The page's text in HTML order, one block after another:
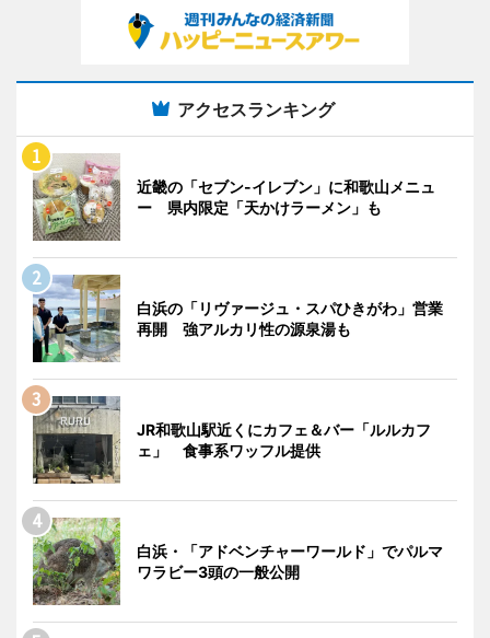
アクセスランキング
近畿の「セブン-イレブン」に和歌山メニュ
ー 県内限定「天かけラーメン」も
白浜の「リヴァージュ・スパひきがわ」営業
再開 強アルカリ性の源泉湯も
JR和歌山駅近くにカフェ＆バー「ルルカフ
ェ」 食事系ワッフル提供
白浜・「アドベンチャーワールド」でパルマ
ワラビー3頭の一般公開